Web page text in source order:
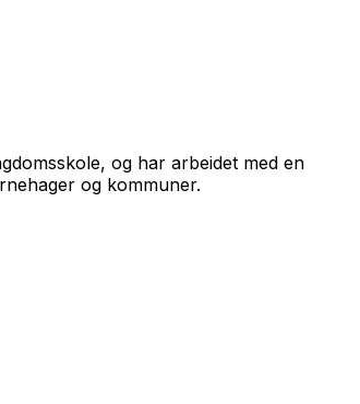
og har arbeidet med en
og kommuner.